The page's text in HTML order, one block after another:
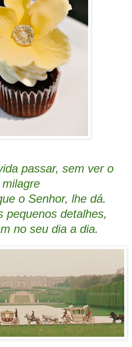
passar, sem ver o
milagre
o Senhor, lhe dá.
pequenos detalhes,
no seu dia a dia.